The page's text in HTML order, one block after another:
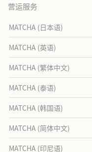
营运服务
MATCHA (日本语)
MATCHA (英语)
MATCHA (繁体中文)
MATCHA (泰语)
MATCHA (韩国语)
MATCHA (简体中文)
MATCHA (印尼语)